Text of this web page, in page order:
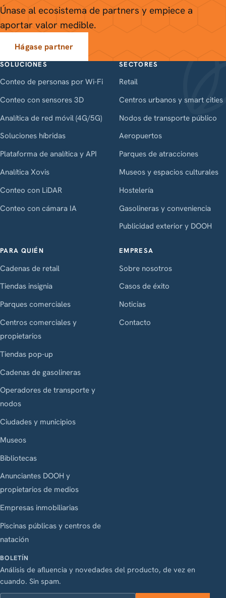
Únase al ecosistema de partners y empiece a
aportar valor medible.
Hágase partner
SOLUCIONES
Conteo de personas por Wi-Fi
Conteo con sensores 3D
Analítica de red móvil (4G/5G)
Soluciones híbridas
Plataforma de analítica y API
Analítica Xovis
Conteo con LiDAR
Conteo con cámara IA
SECTORES
Retail
Centros urbanos y smart cities
Nodos de transporte público
Aeropuertos
Parques de atracciones
Museos y espacios culturales
Hostelería
Gasolineras y conveniencia
Publicidad exterior y DOOH
PARA QUIÉN
Cadenas de retail
Tiendas insignia
Parques comerciales
Centros comerciales y
propietarios
Tiendas pop-up
Cadenas de gasolineras
Operadores de transporte y
nodos
Ciudades y municipios
Museos
Bibliotecas
Anunciantes DOOH y
propietarios de medios
Empresas inmobiliarias
Piscinas públicas y centros de
natación
EMPRESA
Sobre nosotros
Casos de éxito
Noticias
Contacto
BOLETÍN
Análisis de afluencia y novedades del producto, de vez en
cuando. Sin spam.